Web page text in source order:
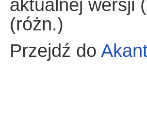
aktualnej wersji
(różn.)
Przejdź do